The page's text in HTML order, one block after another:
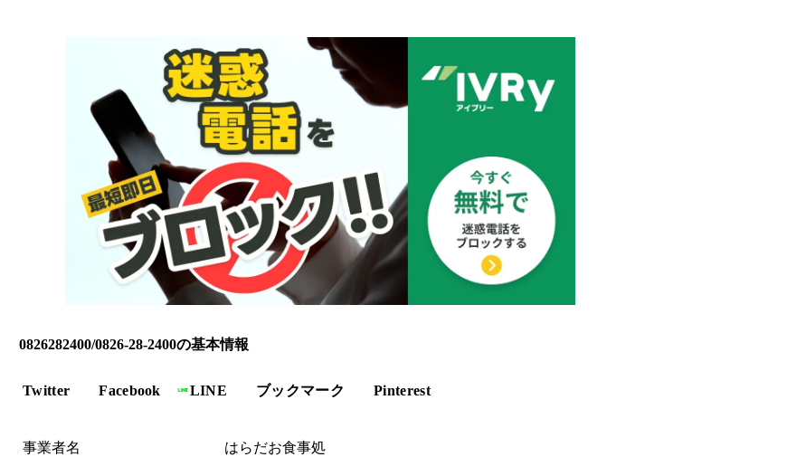
0826282400/0826-28-2400の基本情報
Twitter Facebook LINE ブックマーク Pinterest
事業者名 はらだお食事処